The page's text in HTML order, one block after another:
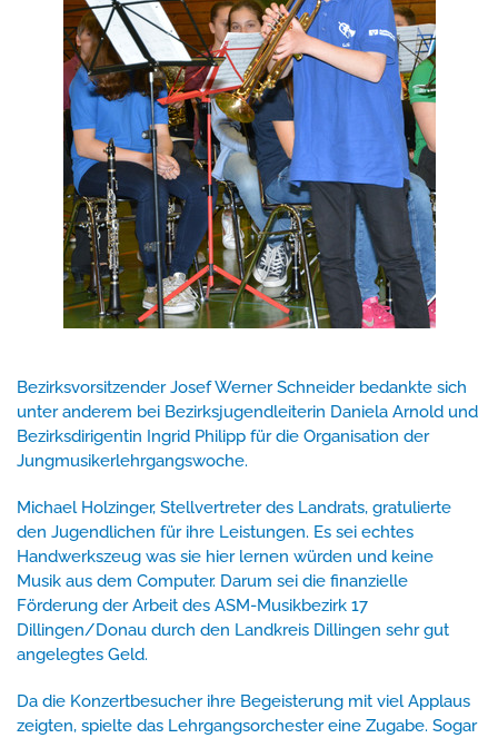
Bezirksvorsitzender Josef Werner Schneider bedankte sich
unter anderem bei Bezirksjugendleiterin Daniela Arnold und
Bezirksdirigentin Ingrid Philipp für die Organisation der
Jungmusikerlehrgangswoche.
Michael Holzinger, Stellvertreter des Landrats, gratulierte
den Jugendlichen für ihre Leistungen. Es sei echtes
Handwerkszeug was sie hier lernen würden und keine
Musik aus dem Computer. Darum sei die finanzielle
Förderung der Arbeit des ASM-Musikbezirk 17
Dillingen/Donau durch den Landkreis Dillingen sehr gut
angelegtes Geld.
Da die Konzertbesucher ihre Begeisterung mit viel Applaus
zeigten, spielte das Lehrgangsorchester eine Zugabe. Sogar